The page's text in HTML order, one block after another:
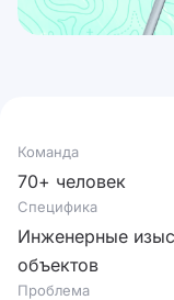
Команда
70+ человек
Специфика
Инженерные
объектов
Проблема